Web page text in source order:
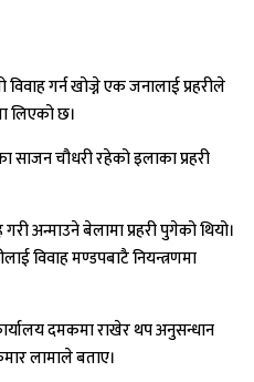
विवाह गर्न खोज्ने एक जनालाई प्रहरीले
लिएको छ।
साजन चौधरी रहेको इलाका प्रहरी
अन्माउने बेलामा प्रहरी पुगेको थियो।
विवाह मण्डपबाटै नियन्त्रणमा
दमकमा राखेर थप अनुसन्धान
लामाले बताए।